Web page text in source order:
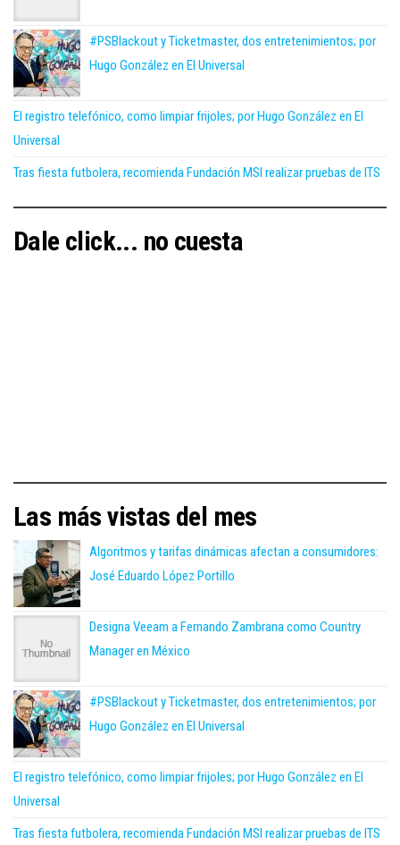
#PSBlackout y Ticketmaster, dos entretenimientos; por
Hugo González en El Universal
El registro telefónico, como limpiar frijoles; por Hugo González en El
Universal
Tras fiesta futbolera, recomienda Fundación MSI realizar pruebas de ITS
Dale click... no cuesta
Las más vistas del mes
Algoritmos y tarifas dinámicas afectan a consumidores:
José Eduardo López Portillo
Designa Veeam a Fernando Zambrana como Country
Manager en México
#PSBlackout y Ticketmaster, dos entretenimientos; por
Hugo González en El Universal
El registro telefónico, como limpiar frijoles; por Hugo González en El
Universal
Tras fiesta futbolera, recomienda Fundación MSI realizar pruebas de ITS